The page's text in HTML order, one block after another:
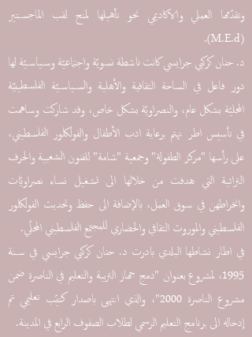
وتقدّمها العملي والاكاديمي نحو تأهيلها لمنح لقب الماجستير
(M.E.d).
د. حنان كركبي جرايسي كانت ناشطة نسويّة واجتماعيّة وسياسيّة لها
دور فاعل في الساحة الثقافية والأهلية والسياسيّة الفلسطينيّة
المحليّة بشكل عام، والنصراويّة بشكل خاص، وقد شاركت وساهمت
في تأسيس اطر تهتم برعاية ادب الأطفال والفولكلور الفلسطيني،
على رأسها "مركز الطفولة" وجمعية "شامة" للفنون الشعبية والحرف
التراثية التي هدفت من خلالها الى تشغيل نساء نصراويّات
وانخراطهن في سوق العمل، بالإضافة الى حفظ وتحديث الفولكلور
الفلسطيني والموروث الثقافي والحضاري للمجتمع الفلسطيني المحلّي.
في اطار نشاطها البلدي بادرت د. حنان كركبي جرايسي في سنة
1995، لمشروع بعنوان "دمج جهاز التربية والتعليم في الناصرة ضمن
مشروع الناصرة 2000"، والذي انتهى باصدار كتيّب تعليمي تم
إدخاله الى برنامج التعليم الرسمي لطلاب الصفوف الرابع في المدينة.